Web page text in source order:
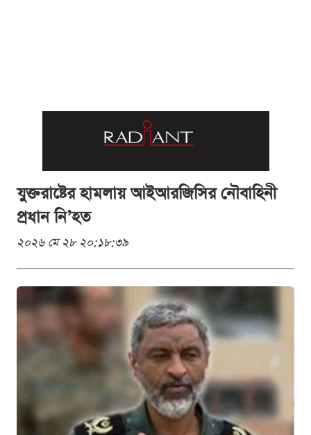
যুক্তরাষ্টের হামলায় আইআরজিসির নৌবাহিনী
প্রধান নি’হত
২০২৬ মে ২৮ ২০:১৮:৩৯